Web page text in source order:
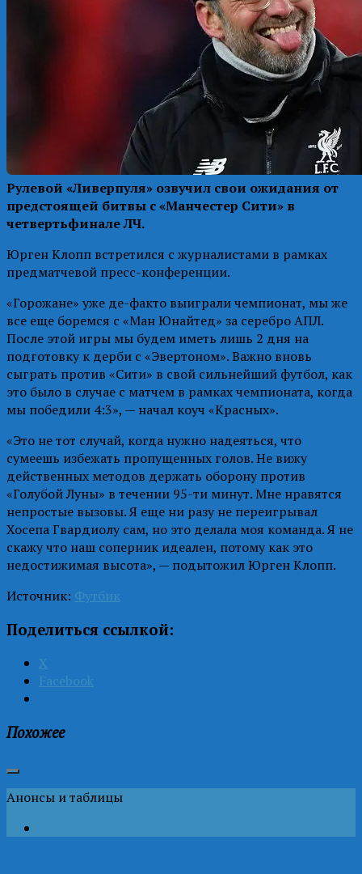
Рулевой «Ливерпуля» озвучил свои ожидания от
предстоящей битвы с «Манчестер Сити» в
четвертьфинале ЛЧ.
Юрген Клопп встретился с журналистами в рамках
предматчевой пресс-конференции.
«Горожане» уже де-факто выиграли чемпионат, мы же
все еще боремся с «Ман Юнайтед» за серебро АПЛ.
После этой игры мы будем иметь лишь 2 дня на
подготовку к дерби с «Эвертоном». Важно вновь
сыграть против «Сити» в свой сильнейший футбол, как
это было в случае с матчем в рамках чемпионата, когда
мы победили 4:3», — начал коуч «Красных».
«Это не тот случай, когда нужно надеяться, что
сумеешь избежать пропущенных голов. Не вижу
действенных методов держать оборону против
«Голубой Луны» в течении 95-ти минут. Мне нравятся
непростые вызовы. Я еще ни разу не переигрывал
Хосепа Гвардиолу сам, но это делала моя команда. Я не
скажу что наш соперник идеален, потому как это
недостижимая высота», — подытожил Юрген Клопп.
Источник: Футбик
Поделиться ссылкой:
X
Facebook
Похожее
Анонсы и таблицы